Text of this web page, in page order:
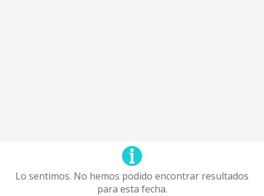
Lo sentimos. No hemos podido encontrar resultados
para esta fecha.